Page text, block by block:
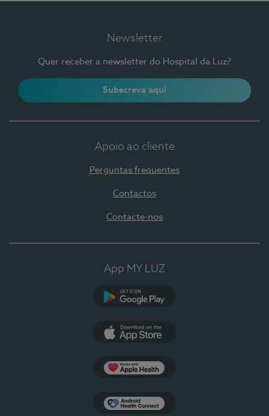
Newsletter
Quer receber a newsletter do Hospital da Luz?
Subscreva aqui
Apoio ao cliente
Perguntas frequentes
Contactos
Contacte-nos
App MY LUZ